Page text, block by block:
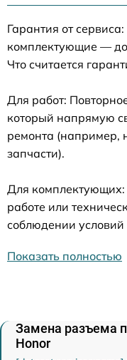
Гарантия от
комплектующие —
Что считается
Для работ:
который напрямую
ремонта (например,
запчасти).
Для комплектующих:
работе или
соблюдении условий
Показать полностью
Замена разъема
Honor